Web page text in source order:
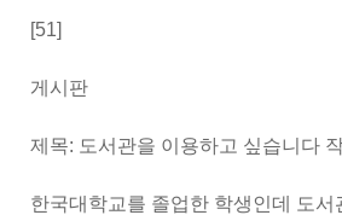
[51]
게시판
제목: 도서관을 이용하고 싶습니다 작
한국대학교를 졸업한 학생인데 도서